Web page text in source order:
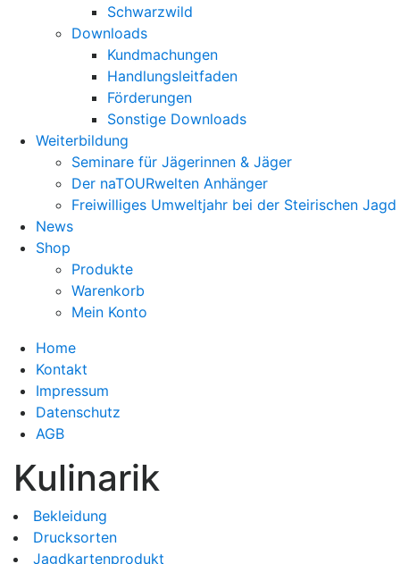
Schwarzwild
Downloads
Kundmachungen
Handlungsleitfaden
Förderungen
Sonstige Downloads
Weiterbildung
Seminare für Jägerinnen & Jäger
Der naTOURwelten Anhänger
Freiwilliges Umweltjahr bei der Steirischen Jagd
News
Shop
Produkte
Warenkorb
Mein Konto
Home
Kontakt
Impressum
Datenschutz
AGB
Kulinarik
Bekleidung
Drucksorten
Jagdkartenprodukt